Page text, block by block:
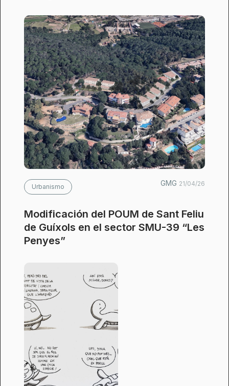
Urbanismo GMG 21/04/26
Modificación del POUM de Sant Feliu
de Guíxols en el sector SMU-39 “Les
Penyes”